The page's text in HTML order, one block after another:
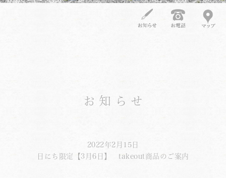
お知らせ
2022年2月15日
日にち限定【3月6日】 takeout商品のご案内